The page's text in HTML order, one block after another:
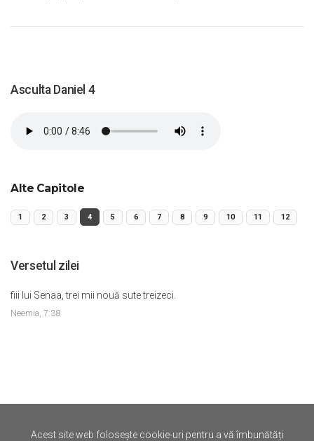
Asculta Daniel 4
Alte Capitole
1 2 3 4 5 6 7 8 9 10 11 12
Versetul zilei
fiii lui Senaa, trei mii nouă sute treizeci.
Neemia, 7:38
Acest site web folosește cookie-uri pentru a vă îmbunătăți